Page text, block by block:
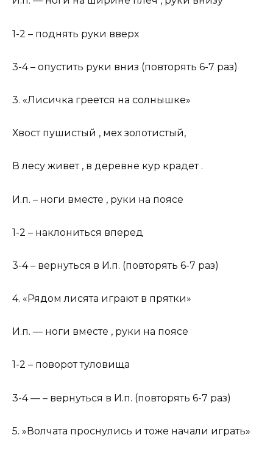
1-2 – поднять руки вверх
3-4 – опустить руки вниз (повторять 6-7 раз)
3. «Лисичка греется на солнышке»
Хвост пушистый , мех золотистый,
В лесу живет , в деревне кур крадет .
И.п. – ноги вместе , руки на поясе
1-2 – наклониться вперед
3-4 – вернуться в И.п. (повторять 6-7 раз)
4. «Рядом лисята играют в прятки»
И.п. — ноги вместе , руки на поясе
1-2 – поворот туловища
3-4 — – вернуться в И.п. (повторять 6-7 раз)
5. »Волчата проснулись и тоже начали играть»